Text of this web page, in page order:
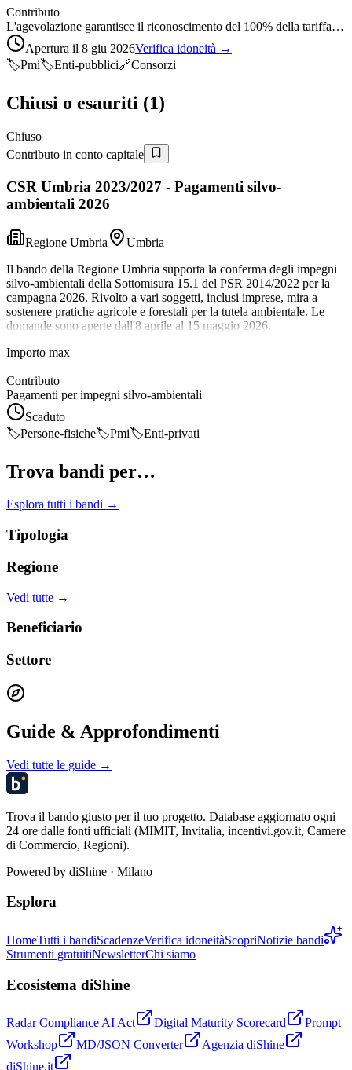
Contributo
L'agevolazione garantisce il riconoscimento del 100% della tariffa…
Apertura il 8 giu 2026Verifica idoneità →
🏷️Pmi🏷️Enti-pubblici🔗Consorzi
Chiusi o esauriti (1)
Chiuso
Contributo in conto capitale
CSR Umbria 2023/2027 - Pagamenti silvo-
ambientali 2026
Regione Umbria
Umbria
Il bando della Regione Umbria supporta la conferma degli impegni
silvo-ambientali della Sottomisura 15.1 del PSR 2014/2022 per la
campagna 2026. Rivolto a vari soggetti, inclusi imprese, mira a
sostenere pratiche agricole e forestali per la tutela ambientale. Le
domande sono aperte dall'8 aprile al 15 maggio 2026.
Importo max
—
Contributo
Pagamenti per impegni silvo-ambientali
Scaduto
🏷️Persone-fisiche🏷️Pmi🏷️Enti-privati
Trova bandi per…
Esplora tutti i bandi →
Tipologia
Regione
Vedi tutte →
Beneficiario
Settore
Guide & Approfondimenti
Vedi tutte le guide →
Trova il bando giusto per il tuo progetto. Database aggiornato ogni
24 ore dalle fonti ufficiali (MIMIT, Invitalia, incentivi.gov.it, Camere
di Commercio, Regioni).
Powered by diShine · Milano
Esplora
HomeTutti i bandiScadenzeVerifica idoneitàScopriNotizie bandi
Strumenti gratuitiNewsletterChi siamo
Ecosistema diShine
Radar Compliance AI Act Digital Maturity Scorecard
Prompt
Workshop
MD/JSON Converter
Agenzia diShine
diShine.it